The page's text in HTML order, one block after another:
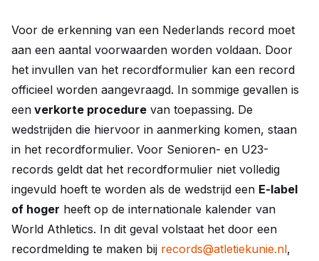
Voor de erkenning van een Nederlands record moet
aan een aantal voorwaarden worden voldaan. Door
het invullen van het recordformulier kan een record
officieel worden aangevraagd. In sommige gevallen is
een verkorte procedure van toepassing. De
wedstrijden die hiervoor in aanmerking komen, staan
in het recordformulier. Voor Senioren- en U23-
records geldt dat het recordformulier niet volledig
ingevuld hoeft te worden als de wedstrijd een E-label
of hoger heeft op de internationale kalender van
World Athletics. In dit geval volstaat het door een
recordmelding te maken bij records@atletiekunie.nl,